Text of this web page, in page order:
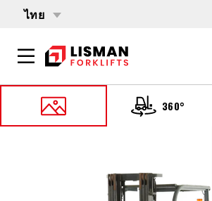
ไทย
ค้นหา
360°
รถบรรทุกโฟล์คลิฟต์